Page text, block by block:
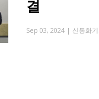
결
Sep 03, 2024 | 신동화